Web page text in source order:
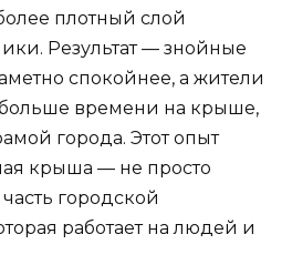
плотный слой
Результат — знойные
спокойнее, а жители
времени на крыше,
города. Этот опыт
крыша — не просто
городской
работает на людей и